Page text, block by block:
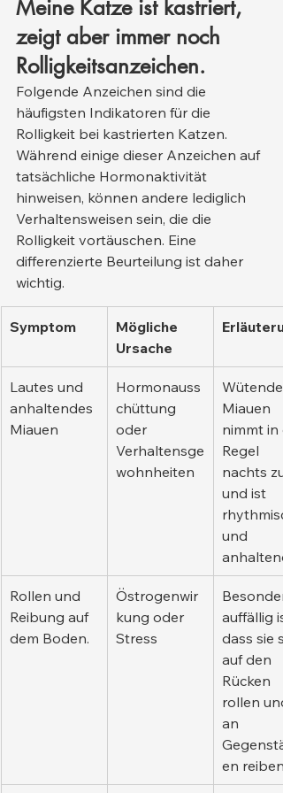
Meine Katze ist kastriert,
zeigt aber immer noch
Rolligkeitsanzeichen.
Folgende Anzeichen sind die
häufigsten Indikatoren für die
Rolligkeit bei kastrierten Katzen.
Während einige dieser Anzeichen auf
tatsächliche Hormonaktivität
hinweisen, können andere lediglich
Verhaltensweisen sein, die die
Rolligkeit vortäuschen. Eine
differenzierte Beurteilung ist daher
wichtig.
Symptom
Mögliche
Ursache
Lautes und
anhaltendes
Miauen
Hormonauss
chüttung
oder
Verhaltensge
wohnheiten
Miauen
nimmt in
Regel
nachts zu
und ist
und
anhaltend.
Rollen und
Reibung auf
dem Boden.
Östrogenwir
kung oder
Stress
auffällig
dass sie
auf den
Rücken
rollen und
an
en reiben.